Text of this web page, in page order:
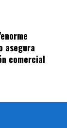
asegura
comercial